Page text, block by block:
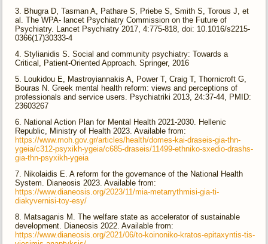
Bhugra D, Tasman A, Pathare S, Priebe S, Smith S, Torous J, et
al. The WPA- lancet Psychiatry Commission on the Future of
Psychiatry. Lancet Psychiatry 2017, 4:775-818, doi: 10.1016/s2215-
0366(17)30333-4
Stylianidis S. Social and community psychiatry: Towards a
Critical, Patient-Oriented Approach. Springer, 2016
Loukidou E, Mastroyiannakis A, Power T, Craig T, Thornicroft G,
Bouras N. Greek mental health reform: views and perceptions of
professionals and service users. Psychiatriki 2013, 24:37-44, PMID:
23603267
National Action Plan for Mental Health 2021-2030. Hellenic
Republic, Ministry of Health 2023. Available from:
https://www.moh.gov.gr/articles/health/domes-kai-draseis-gia-thn-
ygeia/c312-psyxikh-ygeia/c685-draseis/11499-ethniko-sxedio-drashs-
gia-thn-psyxikh-ygeia
Nikolaidis E. A reform for the governance of the National Health
System. Dianeosis 2023. Available from:
https://www.dianeosis.org/2023/11/mia-metarrythmisi-gia-ti-
diakyvernisi-toy-esy/
Matsaganis M. The welfare state as accelerator of sustainable
development. Dianeosis 2022. Available from:
https://www.dianeosis.org/2021/06/to-koinoniko-kratos-epitaxyntis-tis-